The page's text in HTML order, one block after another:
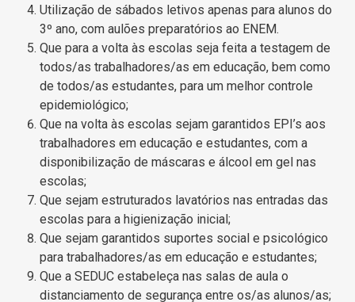
Utilização de sábados letivos apenas para alunos do
3º ano, com aulões preparatórios ao ENEM.
Que para a volta às escolas seja feita a testagem de
todos/as trabalhadores/as em educação, bem como
de todos/as estudantes, para um melhor controle
epidemiológico;
Que na volta às escolas sejam garantidos EPI’s aos
trabalhadores em educação e estudantes, com a
disponibilização de máscaras e álcool em gel nas
escolas;
Que sejam estruturados lavatórios nas entradas das
escolas para a higienização inicial;
Que sejam garantidos suportes social e psicológico
para trabalhadores/as em educação e estudantes;
Que a SEDUC estabeleça nas salas de aula o
distanciamento de segurança entre os/as alunos/as;